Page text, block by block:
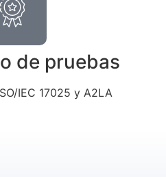
de pruebas
IEC 17025 y A2LA